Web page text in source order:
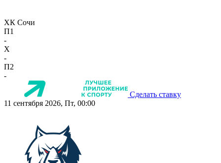
ХК Сочи
П1
-
X
-
П2
-
Сделать ставку
11 сентября 2026, Пт, 00:00